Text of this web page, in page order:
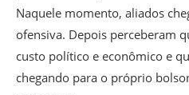
Naquele momento, aliados
ofensiva. Depois perceberam
custo político e econômico e
chegando para o próprio